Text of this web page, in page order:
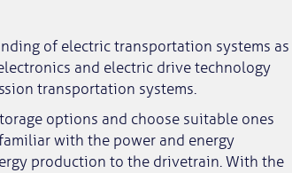
of electric transportation systems as
and electric drive technology
transportation systems.
options and choose suitable ones
with the power and energy
production to the drivetrain. With the